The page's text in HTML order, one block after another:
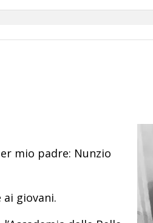
mio padre: Nunzio
giovani.